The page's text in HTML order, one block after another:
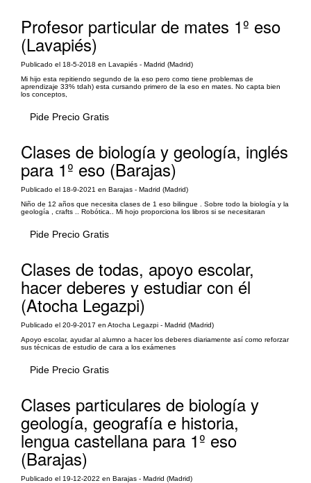
Profesor particular de mates 1º eso
(Lavapiés)
Publicado el 18-5-2018 en Lavapiés - Madrid (Madrid)
Mi hijo esta repitiendo segundo de la eso pero como tiene problemas de
aprendizaje 33% tdah) esta cursando primero de la eso en mates. No capta bien
los conceptos,
Pide Precio Gratis
Clases de biología y geología, inglés
para 1º eso (Barajas)
Publicado el 18-9-2021 en Barajas - Madrid (Madrid)
Niño de 12 años que necesita clases de 1 eso bilingue . Sobre todo la biología y la
geología , crafts .. Robótica.. Mi hojo proporciona los libros si se necesitaran
Pide Precio Gratis
Clases de todas, apoyo escolar,
hacer deberes y estudiar con él
(Atocha Legazpi)
Publicado el 20-9-2017 en Atocha Legazpi - Madrid (Madrid)
Apoyo escolar, ayudar al alumno a hacer los deberes diariamente así como reforzar
sus técnicas de estudio de cara a los exámenes
Pide Precio Gratis
Clases particulares de biología y
geología, geografía e historia,
lengua castellana para 1º eso
(Barajas)
Publicado el 19-12-2022 en Barajas - Madrid (Madrid)